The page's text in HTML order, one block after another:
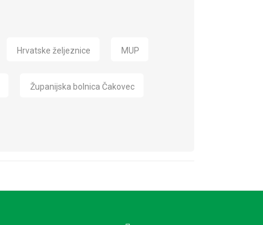
Hrvatske željeznice MUP
Županijska bolnica Čakovec